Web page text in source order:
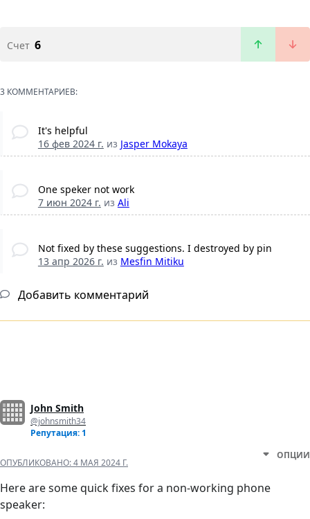
Счет 6
3 КОММЕНТАРИЕВ:
It's helpful
16 фев 2024 г. из Jasper Mokaya
One speker not work
7 июн 2024 г. из Ali
Not fixed by these suggestions. I destroyed by pin
13 апр 2026 г. из Mesfin Mitiku
Добавить комментарий
John Smith
@johnsmith34
Репутация: 1
ОПУБЛИКОВАНО:4 МАЯ 2024 Г.
ОПЦИИ
Here are some quick fixes for a non-working phone
speaker: